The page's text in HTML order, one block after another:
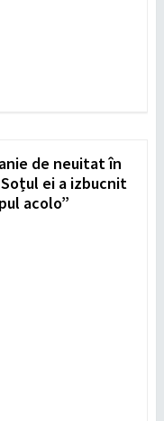
de neuitat în
ei a izbucnit
acolo”